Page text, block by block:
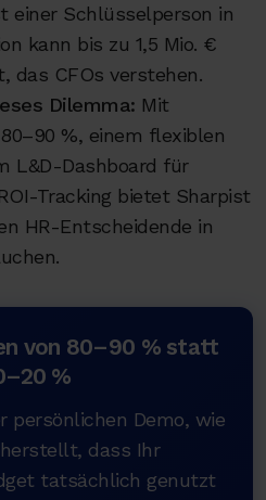
einer Schlüsselperson in
kann bis zu 1,5 Mio. €
das CFOs verstehen.
Dilemma: Mit
%, einem flexiblen
L&D-Dashboard für
Tracking bietet Sharpist
HR-Entscheidende in
von 80–90 % statt
%
persönlichen Demo, wie
dass Ihr
tatsächlich genutzt